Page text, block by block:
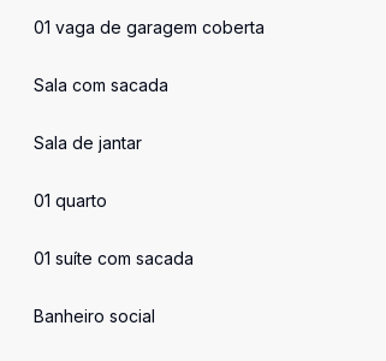
01 vaga de garagem coberta
Sala com sacada
Sala de jantar
01 quarto
01 suíte com sacada
Banheiro social